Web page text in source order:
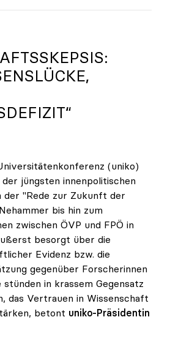
(uniko)
jüngsten innenpolitischen
der "Rede zur Zukunft der
bis hin zum
zwischen ÖVP und FPÖ in
besorgt über die
Evidenz bzw. die
gegenüber Forscherinnen
stünden in krassem Gegensatz
das Vertrauen in Wissenschaft
betont uniko-Präsidentin
„Keine